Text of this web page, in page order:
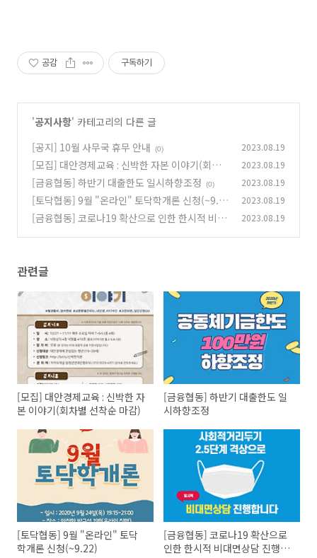
공감 구독하기
'공지사항' 카테고리의 다른 글
[공지] 10월 사무국 휴무 안내
(0) 2023.08.19
[모집] 대안경제교육 : 신박한 자본 이야기(회차
별 선착순 마감) (0)
2023.08.19
[금융협동] 하반기 대출한도 일시하향조정 (0) 2023.08.19
[토닥협동] 9월 "온라인" 토닥학개론 신청(~9.2
2) (0)
2023.08.19
[금융협동] 코로나19 확산으로 인한 한시적 비대
2023.08.19
관련글
[모집] 대안경제교육 : 신박한 자
본 이야기(회차별 선착순 마감)
[금융협동] 하반기 대출한도 일
시하향조정
[토닥협동] 9월 "온라인" 토닥
학개론 신청(~9.22)
[금융협동] 코로나19 확산으로
인한 한시적 비대면상담 진행안